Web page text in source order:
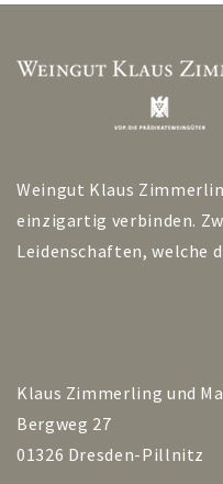
Weingut Klaus
einzigartig verbinden.
Leidenschaften, welche
Klaus Zimmerling und
Bergweg 27
01326 Dresden-Pillnitz